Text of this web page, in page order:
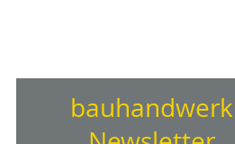
bauhandwerk